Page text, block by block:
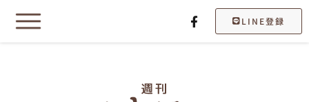
LINE登録